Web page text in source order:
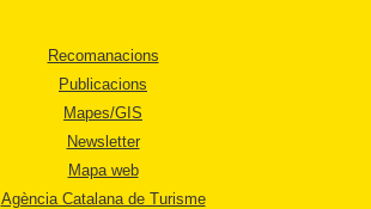
Recomanacions
Publicacions
Mapes/GIS
Newsletter
Mapa web
Agència Catalana de Turisme